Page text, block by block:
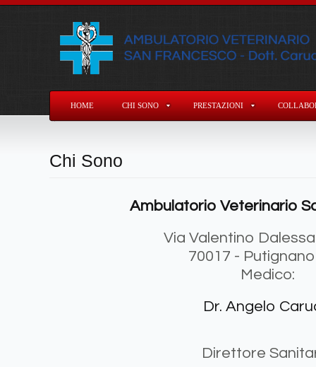
HOME CHI SONO PRESTAZIONI
Chi Sono
Ambulatorio Veterinario
Via Valentino
70017 -
Medico:
Dr. Angelo
Direttore